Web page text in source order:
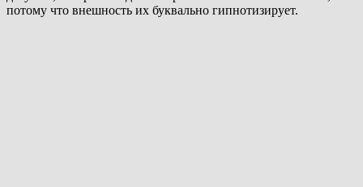
потому что внешность их буквально гипнотизирует.